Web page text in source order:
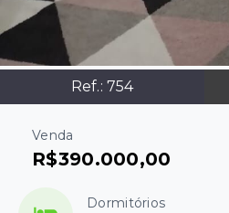
Ref.: 754
Venda
R$390.000,00
Dormitórios